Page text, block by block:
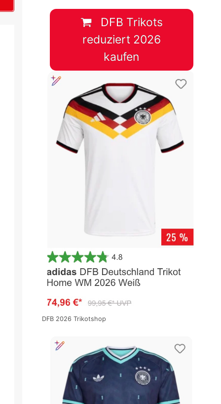
&
DFB Trikots
reduziert 2026
kaufen
DFB 2026 Trikotshop